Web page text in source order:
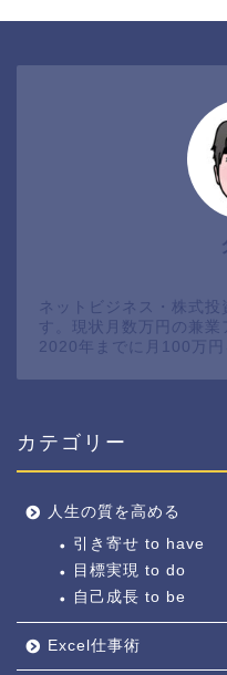
ネットビジネス・株式
す。現状月数万円の兼業
2020年までに月100万円
カテゴリー
人生の質を高める
引き寄せ to have
目標実現 to do
自己成長 to be
Excel仕事術